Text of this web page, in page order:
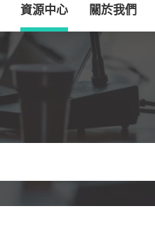
資源中心 關於我們